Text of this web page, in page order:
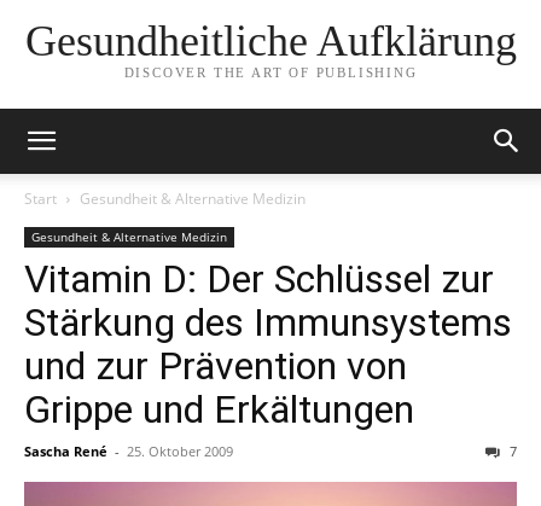
Gesundheitliche Aufklärung
DISCOVER THE ART OF PUBLISHING
Start Gesundheit & Alternative Medizin
Gesundheit & Alternative Medizin
Vitamin D: Der Schlüssel zur
Stärkung des Immunsystems
und zur Prävention von
Grippe und Erkältungen
Sascha René - 25. Oktober 2009 7